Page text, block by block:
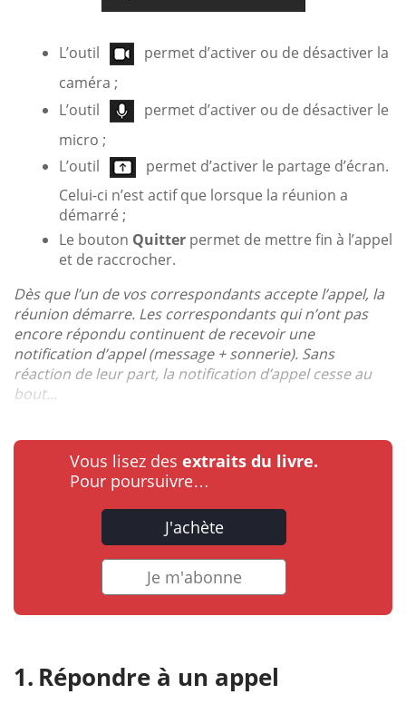
L’outil
permet d’activer ou de désactiver la
caméra ;
L’outil
permet d’activer ou de désactiver le
micro ;
L’outil
permet d’activer le partage d’écran.
Celui-ci n’est actif que lorsque la réunion a
démarré ;
Le bouton Quitter permet de mettre fin à l’appel
et de raccrocher.
Dès que l’un de vos correspondants accepte l’appel, la
réunion démarre. Les correspondants qui n’ont pas
encore répondu continuent de recevoir une
notification d’appel (message + sonnerie). Sans
réaction de leur part, la notification d’appel cesse au
bout...
Vous lisez des extraits du livre.
Pour poursuivre…
J'achète
Je m'abonne
Répondre à un appel